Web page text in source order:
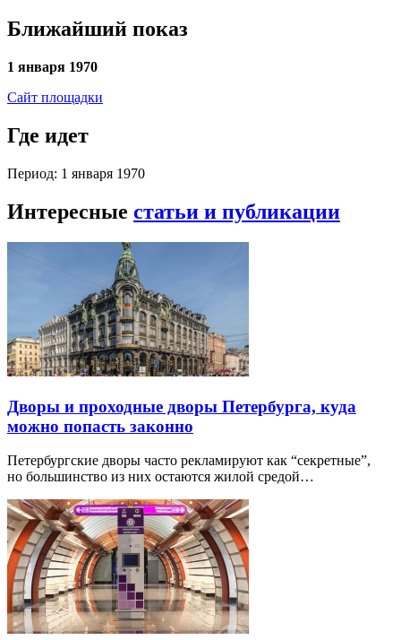
Ближайший показ
1 января 1970
Сайт площадки
Где идет
Период: 1 января 1970
Интересные статьи и публикации
Дворы и проходные дворы Петербурга, куда
можно попасть законно
Петербургские дворы часто рекламируют как “секретные”,
но большинство из них остаются жилой средой…